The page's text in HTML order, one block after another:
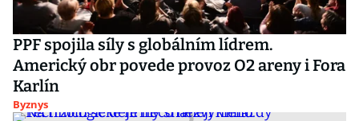
PPF spojila síly s globálním lídrem.
Americký obr povede provoz O2 areny i Fora
Karlín
Byznys